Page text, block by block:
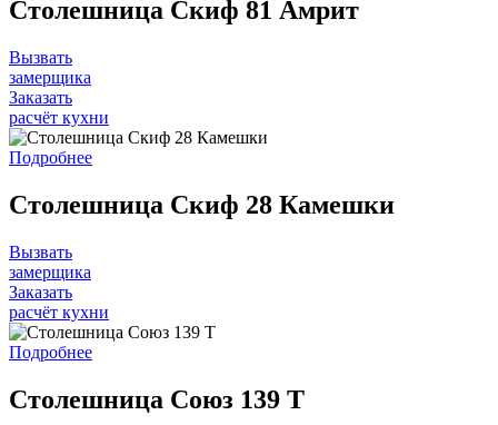
Столешница Скиф 81 Амрит
Вызвать
замерщика
Заказать
расчёт кухни
Подробнее
Столешница Скиф 28 Камешки
Вызвать
замерщика
Заказать
расчёт кухни
Подробнее
Столешница Союз 139 Т